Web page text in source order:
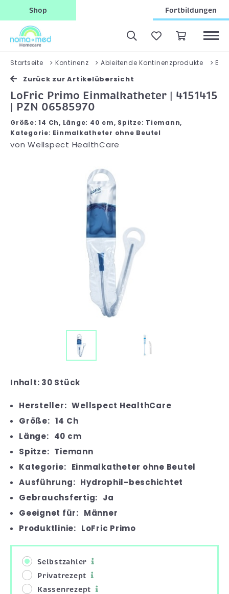
Shop Fortbildungen
Startseite Kontinenz Ableitende Kontinenzprodukte
Zurück zur Artikelübersicht
LoFric Primo Einmalkatheter | 4151415
| PZN 06585970
Größe: 14 Ch, Länge: 40 cm, Spitze: Tiemann,
Kategorie: Einmalkatheter ohne Beutel
von Wellspect HealthCare
Inhalt: 30 Stück
Hersteller: Wellspect HealthCare
Größe: 14 Ch
Länge: 40 cm
Spitze: Tiemann
Kategorie: Einmalkatheter ohne Beutel
Ausführung: Hydrophil-beschichtet
Gebrauchsfertig: Ja
Geeignet für: Männer
Produktlinie: LoFric Primo
Selbstzahler
Privatrezept
Kassenrezept